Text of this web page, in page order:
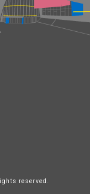
reserved.